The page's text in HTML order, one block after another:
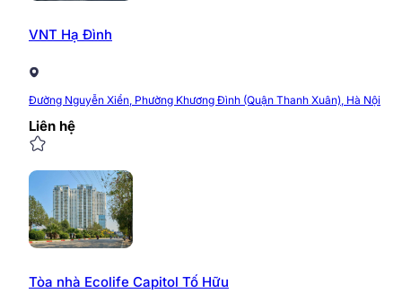
VNT Hạ Đình
Đường Nguyễn Xiển, Phường Khương Đình (Quận Thanh Xuân), Hà Nội
Liên hệ
Tòa nhà Ecolife Capitol Tố Hữu